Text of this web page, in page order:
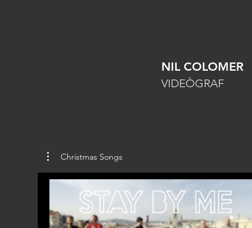
NIL COLOMER
VIDEÒGRAF
Christmas Songs